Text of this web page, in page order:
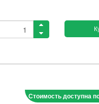
Стоимость доступна